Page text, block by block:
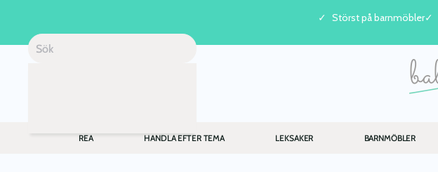
Skip to main content
Störst på barnmöbler
REA HANDLA EFTER TEMA LEKSAKER BARNMÖBLER